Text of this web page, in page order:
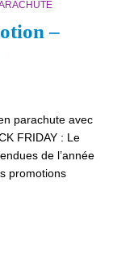
–
parachute avec
FRIDAY : Le
de l’année
promotions